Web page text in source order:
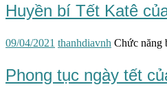
Huyền bí Tết Katê
09/04/2021 thanhdiavnh Chức năng
Phong tục ngày tết